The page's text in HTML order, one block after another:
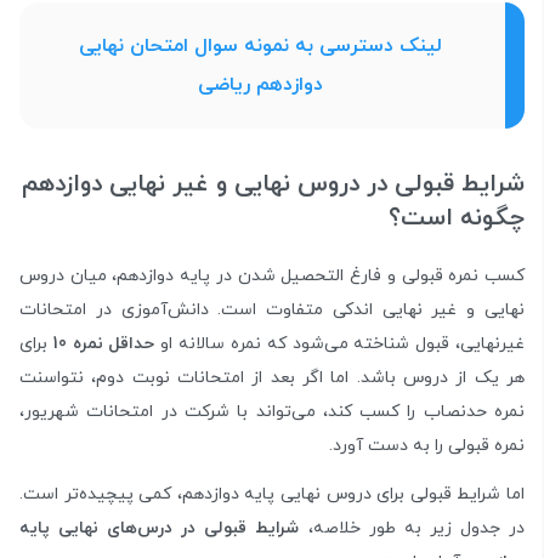
لینک دسترسی به نمونه سوال امتحان نهایی
دوازدهم ریاضی
شرایط قبولی در دروس نهایی و غیر نهایی دوازدهم
چگونه است؟
کسب نمره قبولی و فارغ التحصیل شدن در پایه دوازدهم، میان دروس
نهایی و غیر نهایی اندکی متفاوت است. دانش‌آموزی در امتحانات
غیرنهایی، قبول شناخته می‌شود که نمره سالانه او حداقل نمره 10
برای
هر یک از دروس باشد. اما اگر بعد از امتحانات نوبت دوم، نتواسنت
نمره حدنصاب را کسب کند، می‌تواند با شرکت در امتحانات شهریور،
نمره قبولی را به دست آورد.
اما شرایط قبولی برای دروس نهایی پایه دوازدهم، کمی پیچیده‌تر است.
در جدول زیر به طور خلاصه، شرایط قبولی در درس‌های نهایی پایه